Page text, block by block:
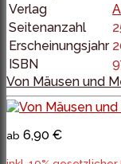
Verlag
Seitenanzahl
Erscheinungsjahr
ISBN
Von Mäusen und
ab 6,90 €